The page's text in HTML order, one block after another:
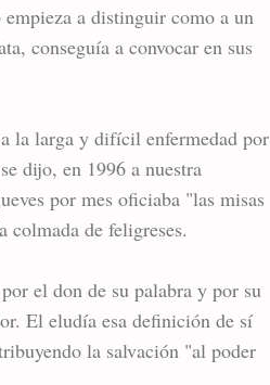
a distinguir como a un
conseguía a convocar en sus
la larga y difícil enfermedad por
dijo, en 1996 a nuestra
por mes oficiaba "las misas
colmada de feligreses.
el don de su palabra y por su
El eludía esa definición de sí
la salvación "al poder